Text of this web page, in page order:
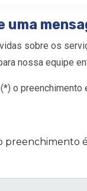
uma
sobre os
nossa equipe
o preenchimento